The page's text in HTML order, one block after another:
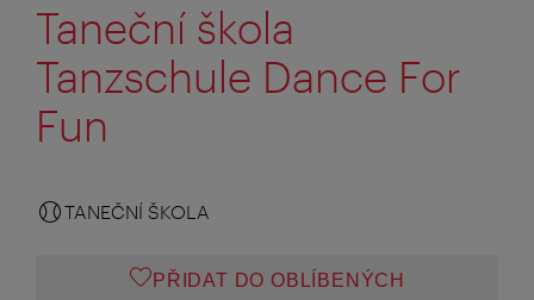
Taneční škola
Tanzschule Dance For
Fun
TANEČNÍ ŠKOLA
PŘIDAT DO OBLÍBENÝCH